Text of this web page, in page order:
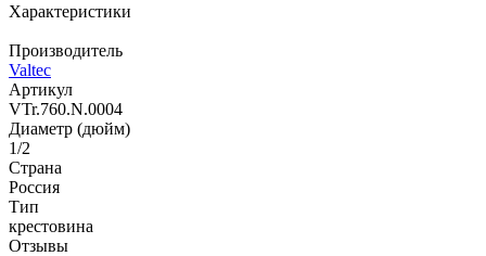
Характеристики
Производитель
Valtec
Артикул
VTr.760.N.0004
Диаметр (дюйм)
1/2
Страна
Россия
Тип
крестовина
Отзывы